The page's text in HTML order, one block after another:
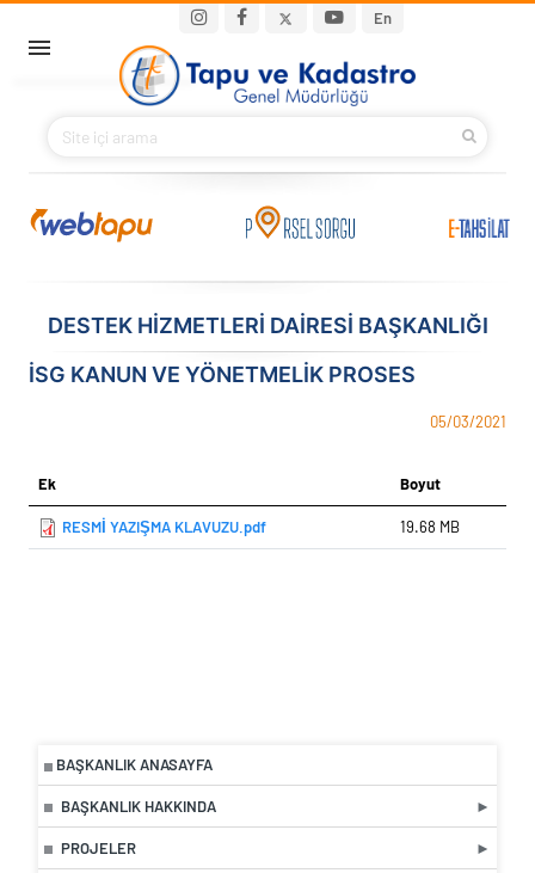
En
Main navigation
BAKANIMIZ
KURUMSAL
DESTEK HİZMETLERİ DAİRESİ BAŞKANLIĞI
BAŞKANLIK ANASAYFA
BAŞKANLIK HAKKINDA
PROJELER
İSG KANUN VE YÖNETMELİK PROSES
05/03/2021
Ek Boyut
RESMİ YAZIŞMA KLAVUZU.pdf 19.68 MB